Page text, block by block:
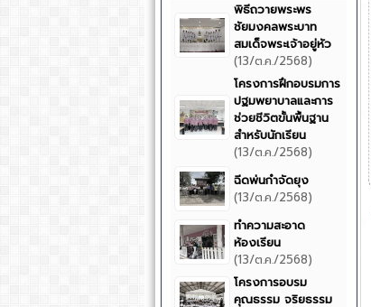
พิธีถวายพระพร
ชัยมงคลพระบาท
สมเด็จพระเจ้าอยู่หัว
(13/ต.ค./2568)
โครงการฝึกอบรมการ
ปฐมพยาบาลและการ
ช่วยชีวิตขั้นพื้นฐาน
สำหรับนักเรียน
(13/ต.ค./2568)
ฉีดพ่นกำจัดยุง
(13/ต.ค./2568)
ทำความสะอาด
ห้องเรียน
(13/ต.ค./2568)
โครงการอบรม
คุณธรรม จริยธรรม